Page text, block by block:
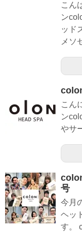
こん
ン
ッド
メソ
こん
ン
やサ
号
今月
ヘッ
す。